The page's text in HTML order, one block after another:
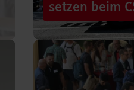
setzen beim
Hunderttausende
Stuttgarter
Truck, eine große…